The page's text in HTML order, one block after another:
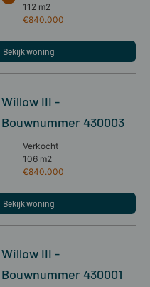
112 m2
€840.000
Bekijk woning
Willow III -
Bouwnummer 430003
Verkocht
106 m2
€840.000
Bekijk woning
Willow III -
Bouwnummer 430001